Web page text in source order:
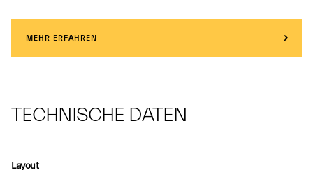
MEHR ERFAHREN
TECHNISCHE DATEN
Layout